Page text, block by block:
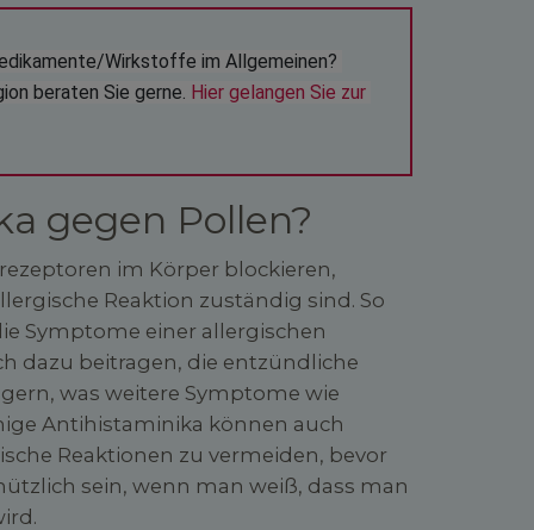
Wirkstoffe im Allgemeinen?
beraten Sie gerne. Hier gelangen Sie zur
gegen Pollen?
im Körper blockieren,
Reaktion zuständig sind. So
Symptome einer allergischen
dazu beitragen, die entzündliche
was weitere Symptome wie
Antihistaminika können auch
Reaktionen zu vermeiden, bevor
sein, wenn man weiß, dass man